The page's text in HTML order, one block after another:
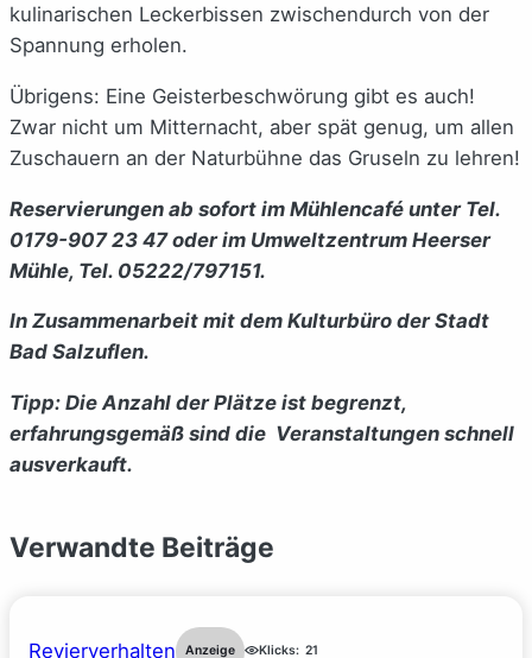
kulinarischen Leckerbissen zwischendurch von der
Spannung erholen.
Übrigens: Eine Geisterbeschwörung gibt es auch!
Zwar nicht um Mitternacht, aber spät genug, um allen
Zuschauern an der Naturbühne das Gruseln zu lehren!
Reservierungen ab sofort im Mühlencafé unter Tel.
0179-907 23 47 oder im Umweltzentrum Heerser
Mühle, Tel. 05222/797151.
In Zusammenarbeit mit dem Kulturbüro der Stadt
Bad Salzuflen.
Tipp: Die Anzahl der Plätze ist begrenzt,
erfahrungsgemäß sind die Veranstaltungen schnell
ausverkauft.
Verwandte Beiträge
Revierverhalten Anzeige Klicks: 21